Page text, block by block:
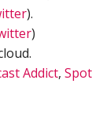
).
)
Addict,